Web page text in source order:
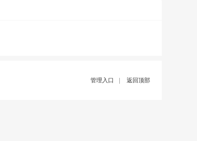
管理入口 返回顶部